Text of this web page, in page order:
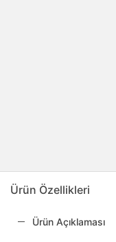
Ürün Özellikleri
Ürün Açıklaması